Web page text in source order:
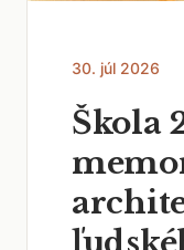
30. júl 2026
Škola